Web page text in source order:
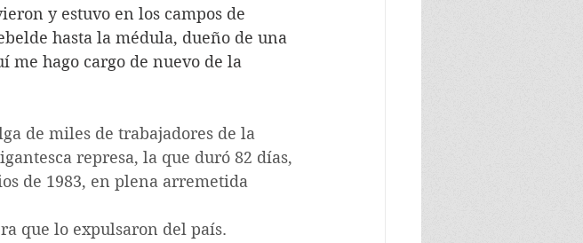
y estuvo en los campos de
hasta la médula, dueño de una
me hago cargo de nuevo de la
de miles de trabajadores de la
represa, la que duró 82 días,
de 1983, en plena arremetida
que lo expulsaron del país.